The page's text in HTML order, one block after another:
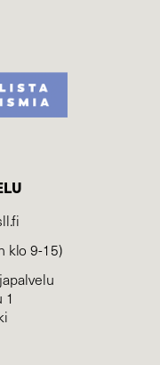
klo 9-15)
1